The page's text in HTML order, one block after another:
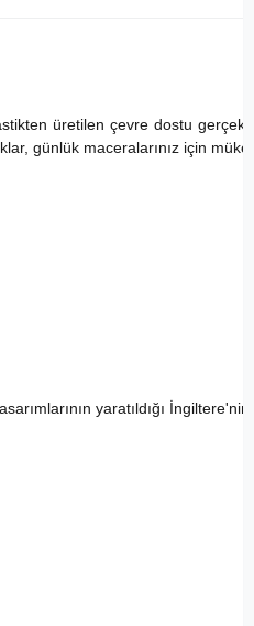
üretilen çevre dostu gerçek
günlük maceralarınız için
yaratıldığı